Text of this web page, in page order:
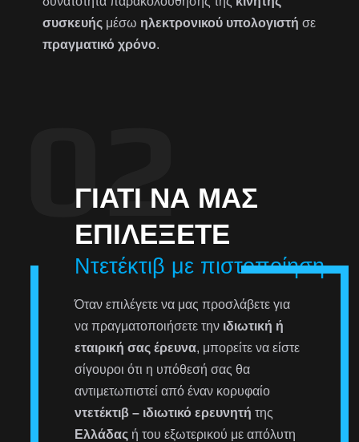
συσκευής μέσω ηλεκτρονικού υπολογιστή σε
πραγματικό χρόνο.
ΓΙΑΤΊ ΝΑ ΜΑΣ
ΕΠΙΛΈΞΕΤΕ
Ντετέκτιβ με πιστοποίηση
Όταν επιλέγετε να μας προσλάβετε για
να πραγματοποιήσετε την ιδιωτική ή
εταιρική σας έρευνα, μπορείτε να είστε
σίγουροι ότι η υπόθεσή σας θα
αντιμετωπιστεί από έναν κορυφαίο
ντετέκτιβ – ιδιωτικό ερευνητή της
Ελλάδας ή του εξωτερικού με απόλυτη